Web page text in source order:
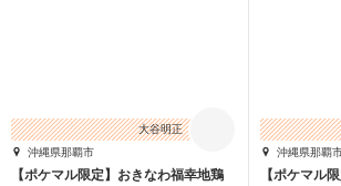
大谷明正
沖縄県那覇市
【ポケマル限定】おきなわ福幸地鶏
沖縄県那覇
【ポケマル